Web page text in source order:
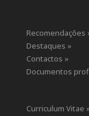
Recomendações
Destaques »
Contactos »
Documentos
Curriculum Vitae